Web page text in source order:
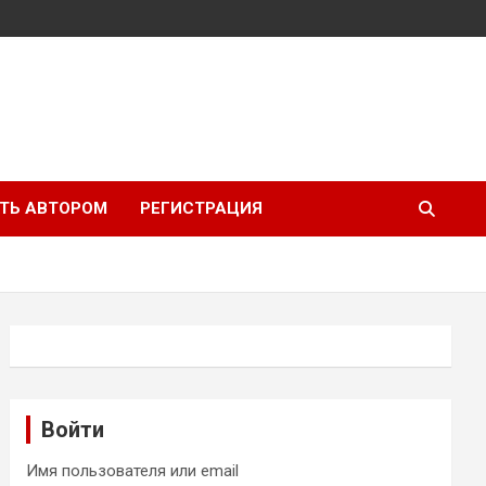
АВТОРОМ РЕГИСТРАЦИЯ
Войти
Имя пользователя или email